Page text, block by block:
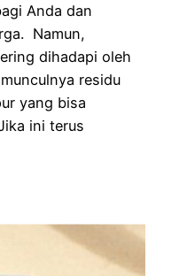
Anda dan
Namun,
dihadapi oleh
residu
yang bisa
ini terus